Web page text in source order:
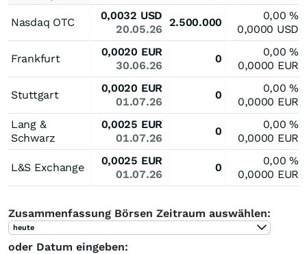
Nasdaq OTC
0,0032 USD
20.05.26
2.500.000
0,00%
0,0000 USD
Frankfurt
0,0020 EUR
30.06.26
0
0,00%
0,0000 EUR
Stuttgart
0,0020 EUR
01.07.26
0
0,00%
0,0000 EUR
Lang &
Schwarz
0,0025 EUR
01.07.26
0
0,00%
0,0000 EUR
L&S Exchange
0,0025 EUR
01.07.26
0
0,00%
0,0000 EUR
Zusammenfassung Börsen Zeitraum auswählen:
heute
oder Datum eingeben: